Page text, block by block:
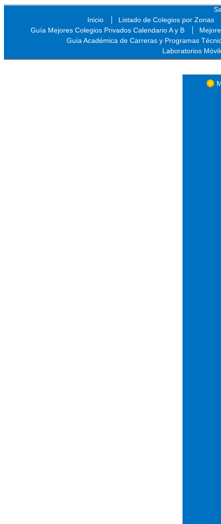
Inicio
Listado de Colegios por Zonas
Guía Mejores Colegios Privados Calendario A y B
Guía Académica de Carreras y Programas
Laboratorios